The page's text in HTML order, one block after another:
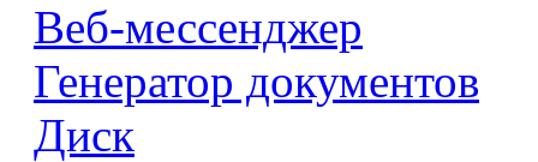
Веб-мессенджер
Генератор документов
Диск